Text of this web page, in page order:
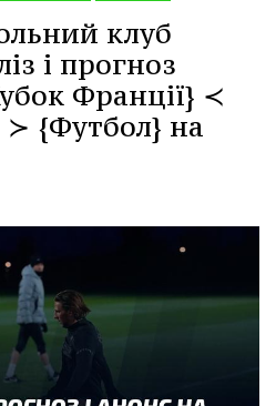
клуб
і прогноз
Франції} ≺
≻ {Футбол} на